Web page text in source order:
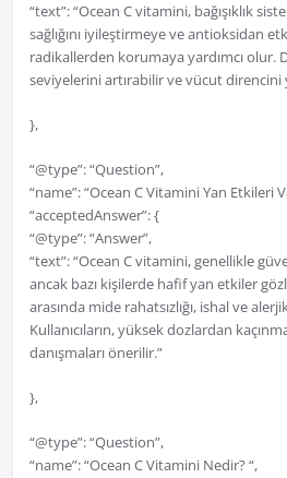
“text”: “Ocean C vitamini, bağışıklık
sağlığını iyileştirmeye ve antioksidan
radikallerden korumaya yardımcı olur.
seviyelerini artırabilir ve vücut direncini
},
“@type”: “Question”,
“name”: “Ocean C Vitamini Yan Etkileri
“acceptedAnswer”: {
“@type”: “Answer”,
“text”: “Ocean C vitamini, genellikle
ancak bazı kişilerde hafif yan etkiler
arasında mide rahatsızlığı, ishal ve
Kullanıcıların, yüksek dozlardan
danışmaları önerilir.”
},
“@type”: “Question”,
“name”: “Ocean C Vitamini Nedir? “,